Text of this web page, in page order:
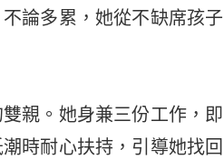
論多累，她從不缺席孩子
親。她身兼三份工作，即
時耐心扶持，引導她找回